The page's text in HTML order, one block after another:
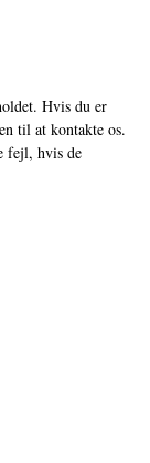
Hvis du er
til at kontakte os.
fejl, hvis de